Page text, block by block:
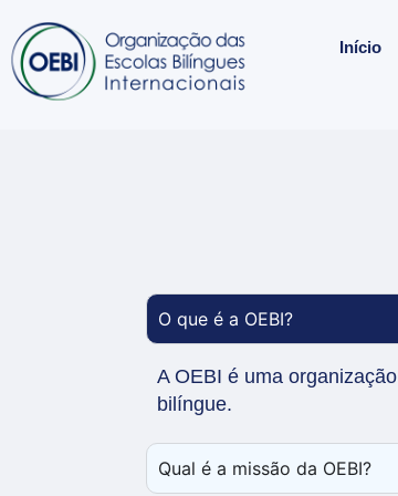
Início
O que é a OEBI?
A OEBI é uma
bilíngue.
Qual é a missão da OEBI?